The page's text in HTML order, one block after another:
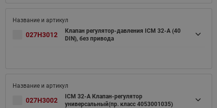
027H3012
Клапан регулятор-давления ICM 32-A (40
DIN), без привода
027H3002
ICM 32-A Клапан-регулятор
универсальный(пр. класс 4053001035)